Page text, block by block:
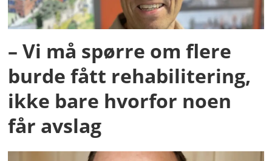
– Vi må spørre om flere
burde fått rehabilitering,
ikke bare hvorfor noen
får avslag